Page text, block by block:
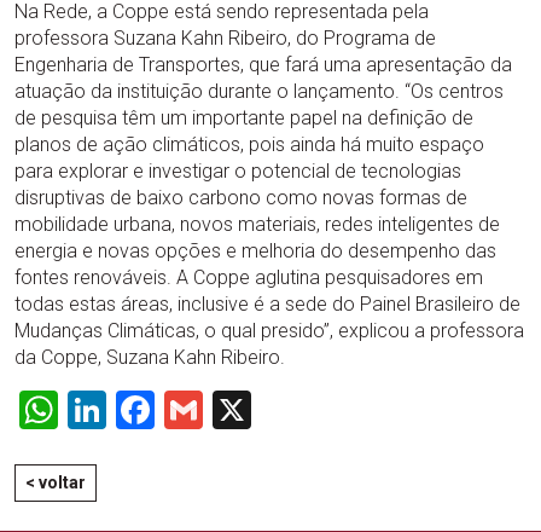
Na Rede, a Coppe está sendo representada pela
professora Suzana Kahn Ribeiro, do Programa de
Engenharia de Transportes, que fará uma apresentação da
atuação da instituição durante o lançamento. “Os centros
de pesquisa têm um importante papel na definição de
planos de ação climáticos, pois ainda há muito espaço
para explorar e investigar o potencial de tecnologias
disruptivas de baixo carbono como novas formas de
mobilidade urbana, novos materiais, redes inteligentes de
energia e novas opções e melhoria do desempenho das
fontes renováveis. A Coppe aglutina pesquisadores em
todas estas áreas, inclusive é a sede do Painel Brasileiro de
Mudanças Climáticas, o qual presido”, explicou a professora
da Coppe, Suzana Kahn Ribeiro.
WhatsApp
LinkedIn
Facebook
Gmail
< voltar